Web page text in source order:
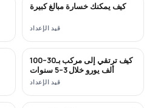
قريبًا
كيف يمكنك خسارة مبالغ كبيرة
قيد الإعداد
جديد
كيف ترتقي إلى مركب بـ30–100
ألف يورو خلال 3–5 سنوات
قيد الإعداد